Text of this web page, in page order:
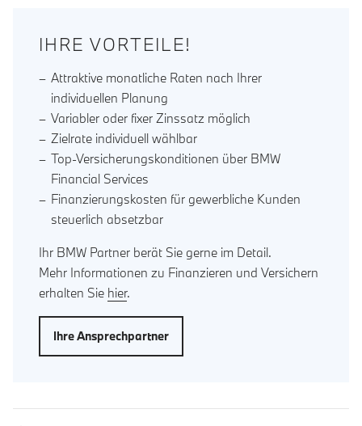
IHRE VORTEILE!
Attraktive monatliche Raten nach Ihrer
individuellen Planung
Variabler oder fixer Zinssatz möglich
Zielrate individuell wählbar
Top-Versicherungskonditionen über BMW
Financial Services
Finanzierungskosten für gewerbliche Kunden
steuerlich absetzbar
Ihr BMW Partner berät Sie gerne im Detail.
Mehr Informationen zu Finanzieren und Versichern
erhalten Sie hier.
Ihre Ansprechpartner